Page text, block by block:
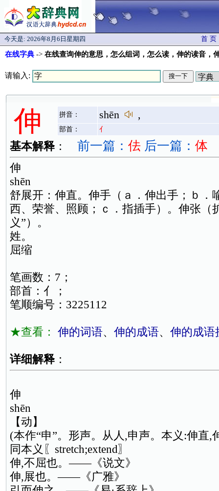
今天是: 2026年8月6日星期四 首 页
在线字典 -> 在线查询伸的意思，怎么组词，怎么读，伸的读音
请输入:
伸 拼音： shēn ,
部首： 亻
基本解释 ： 前一篇： 佉 后一篇： 体
伸
shēn
舒展开：伸直。伸手（ａ．伸出手；ｂ．
西、荣誉、照顾；ｃ．指插手）。伸张（
义”）。
姓。
屈缩
笔画数：7；
部首：亻；
笔顺编号：3225112
★查看： 伸的词语、 伸的成语、 伸的成语
详细解释 ：
伸
shēn
【动】
(本作“申”。形声。从人,申声。本义:伸直,
同本义〖stretch;extend〗
伸,不屈也。——《说文》
伸,展也。——《广雅》